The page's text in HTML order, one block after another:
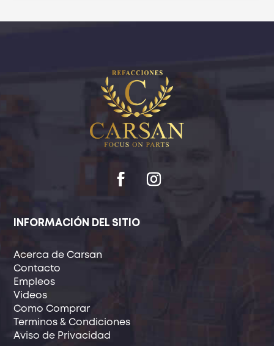
INFORMACIÓN DEL SITIO
Acerca de Carsan
Contacto
Empleos
Videos
Como Comprar
Terminos & Condiciones
Aviso de Privacidad